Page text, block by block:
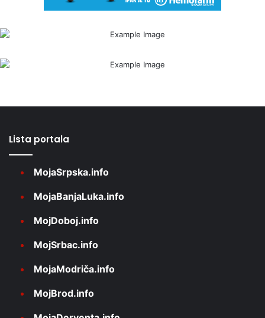
Lista portala
MojaSrpska.info
MojaBanjaLuka.info
MojDoboj.info
MojSrbac.info
MojaModriča.info
MojBrod.info